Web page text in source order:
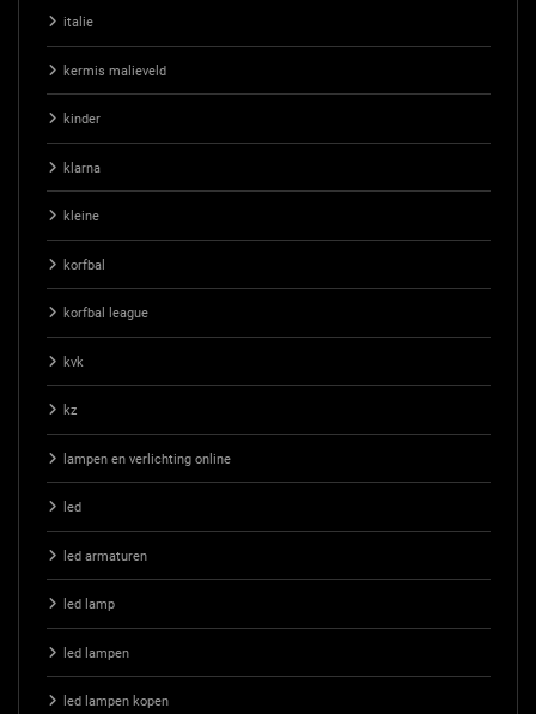
italie
kermis malieveld
kinder
klarna
kleine
korfbal
korfbal league
kvk
kz
lampen en verlichting online
led
led armaturen
led lamp
led lampen
led lampen kopen